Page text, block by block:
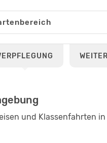
und Klassenfahrten